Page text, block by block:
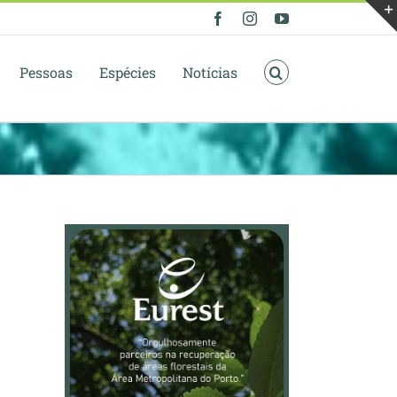
FacebookInstagramYouTube
Pessoas Espécies Notícias